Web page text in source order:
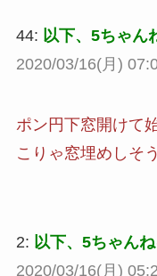
44: 以下、5ちゃん
2020/03/16(月)
ポン円下窓開けて
こりゃ窓埋めしそ
2: 以下、5ちゃん
2020/03/16(月)